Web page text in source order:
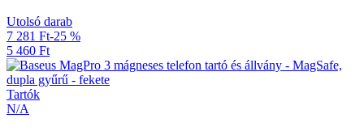
Utolsó darab
7 281 Ft-25 %
5 460 Ft
Tartók
N/A